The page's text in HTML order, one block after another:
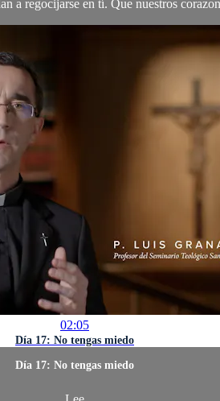
a regocijarse en tí. Que nuestros
02:05
Día 17: No tengas miedo
Día 17: No tengas miedo